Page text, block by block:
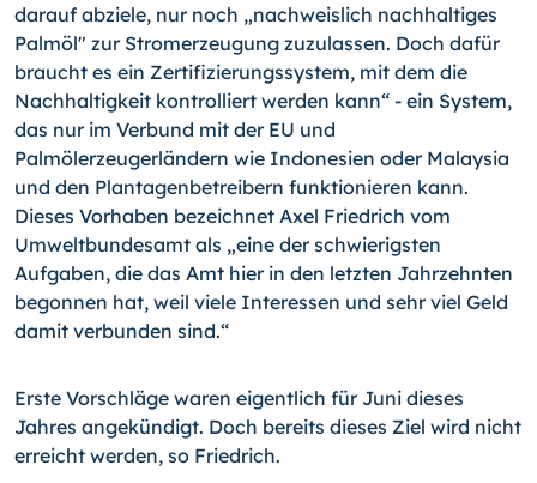
darauf abziele, nur noch „nachweislich nachhaltiges
Palmöl" zur Stromerzeugung zuzulassen. Doch dafür
braucht es ein Zertifizierungssystem, mit dem die
Nachhaltigkeit kontrolliert werden kann“ - ein System,
das nur im Verbund mit der EU und
Palmölerzeugerländern wie Indonesien oder Malaysia
und den Plantagenbetreibern funktionieren kann.
Dieses Vorhaben bezeichnet Axel Friedrich vom
Umweltbundesamt als „eine der schwierigsten
Aufgaben, die das Amt hier in den letzten Jahrzehnten
begonnen hat, weil viele Interessen und sehr viel Geld
damit verbunden sind.“
Erste Vorschläge waren eigentlich für Juni dieses
Jahres angekündigt. Doch bereits dieses Ziel wird nicht
erreicht werden, so Friedrich.